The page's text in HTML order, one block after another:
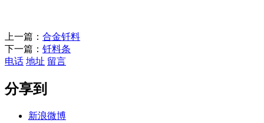
上一篇： 合金钎料
下一篇： 钎料条
电话 地址 留言
分享到
新浪微博